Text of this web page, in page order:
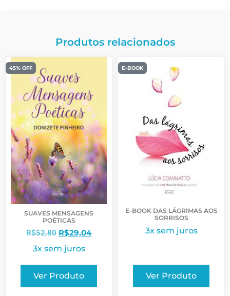
Produtos relacionados
45% OFF
SUAVES MENSAGENS
POÉTICAS
R$52,80 R$29,04
3x sem juros
Ver Produto
E-BOOK
E-BOOK DAS LÁGRIMAS AOS
SORRISOS
3x sem juros
Ver Produto